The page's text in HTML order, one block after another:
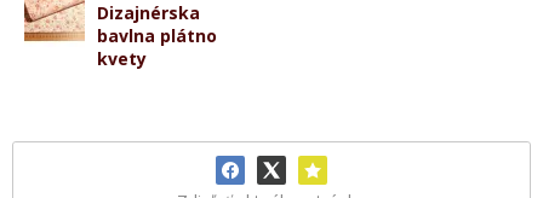
Dizajnérska
bavlna plátno
kvety